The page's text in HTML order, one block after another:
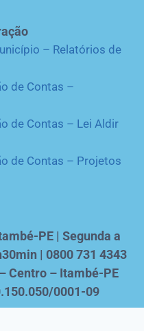
– Relatórios de
de Contas –
de Contas – Lei Aldir
de Contas – Projetos
PE | Segunda a
| 0800 731 4343
Centro – Itambé-PE
0001-09